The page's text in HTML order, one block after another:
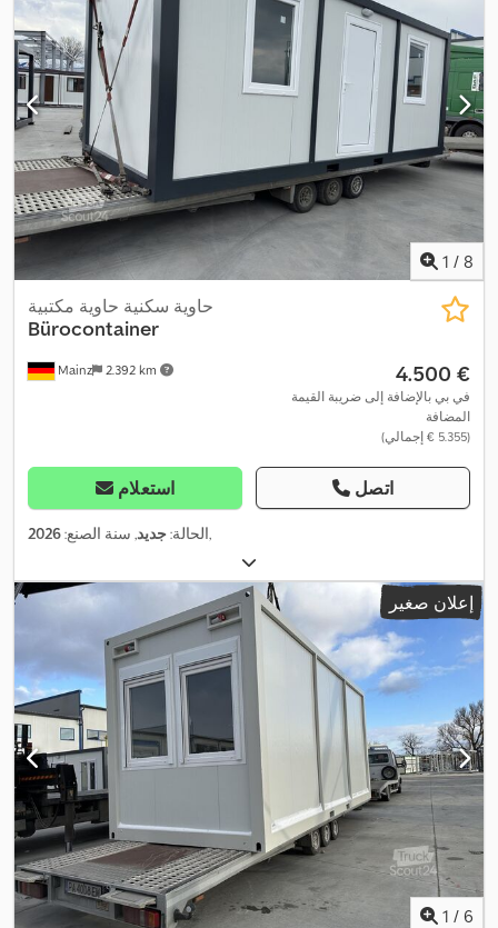
1 / 8
Mainz 2.392 km
حاوية سكنية حاوية مكتبية
Bürocontainer
‏4.500 €
في بي بالإضافة إلى ضريبة القيمة
المضافة
(‏5.355 € إجمالي)
استعلام اتصل
الحالة:جديد, سنة الصنع:2026 ,
إعلان صغير
1 / 6